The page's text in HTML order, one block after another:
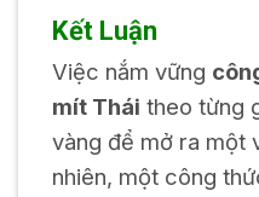
Kết Luận
Việc nắm vững
mít Thái theo từng
vàng để mở ra một
nhiên, một công